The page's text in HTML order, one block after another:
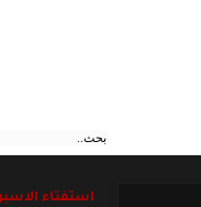
استفتاء